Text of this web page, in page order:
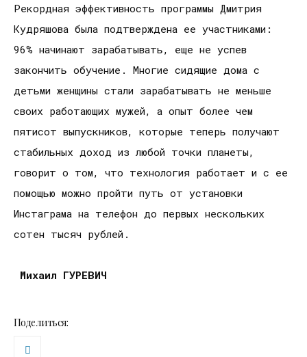
Рекордная эффективность программы Дмитрия
Кудряшова была подтверждена ее участниками:
96% начинают зарабатывать, еще не успев
закончить обучение. Многие сидящие дома с
детьми женщины стали зарабатывать не меньше
своих работающих мужей, а опыт более чем
пятисот выпускников, которые теперь получают
стабильных доход из любой точки планеты,
говорит о том, что технология работает и с ее
помощью можно пройти путь от установки
Инстаграма на телефон до первых нескольких
сотен тысяч рублей.
Михаил ГУРЕВИЧ
Поделиться: